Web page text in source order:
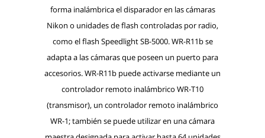
forma inalámbrica el disparador en las cámaras
Nikon o unidades de flash controladas por radio,
como el flash Speedlight SB-5000. WR-R11b se
adapta a las cámaras que poseen un puerto para
accesorios. WR-R11b puede activarse mediante un
controlador remoto inalámbrico WR-T10
(transmisor), un controlador remoto inalámbrico
WR-1; también se puede utilizar en una cámara